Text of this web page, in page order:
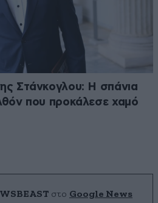
Στάνκογλου: Η σπάνια
που προκάλεσε χαμό
στο Google News